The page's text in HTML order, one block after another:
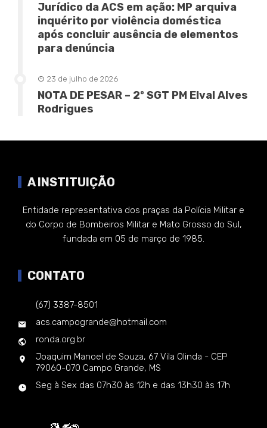
Jurídico da ACS em ação: MP arquiva
inquérito por violência doméstica
após concluir ausência de elementos
para denúncia
23 de julho de 2026
NOTA DE PESAR – 2º SGT PM Elval Alves
Rodrigues
A INSTITUIÇÃO
Entidade representativa dos praças da Polícia Militar e
do Corpo de Bombeiros Militar e Mato Grosso do Sul,
fundada em 05 de março de 1985.
CONTATO
(67) 3387-8501
acs.campogrande@hotmail.com
ronda.org.br
Joaquim Manoel de Souza, 67 Vila Olinda - CEP
79060-070 Campo Grande, MS
Seg à Sex das 07h30 às 12h e das 13h30 às 17h